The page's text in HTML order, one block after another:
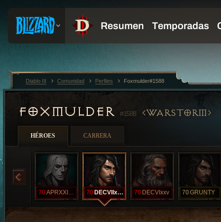
FOXMULDER #1588 WARSTORM
HÉROES CARRERA
70 APRXXIxxvi 70 DECVIIxxv 70 DECVIxxv 70GRUNTY
Diablo III Comunidad Perfiles Foxmulder#1588